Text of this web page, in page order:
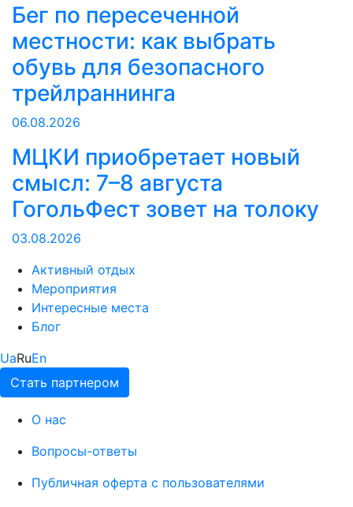
Бег по пересеченной
местности: как выбрать
обувь для безопасного
трейлраннинга
06.08.2026
МЦКИ приобретает новый
смысл: 7–8 августа
ГогольФест зовет на толоку
03.08.2026
Активный отдых
Мероприятия
Интересные места
Блог
UaRuEn
Стать партнером
О нас
Вопросы-ответы
Публичная оферта с пользователями